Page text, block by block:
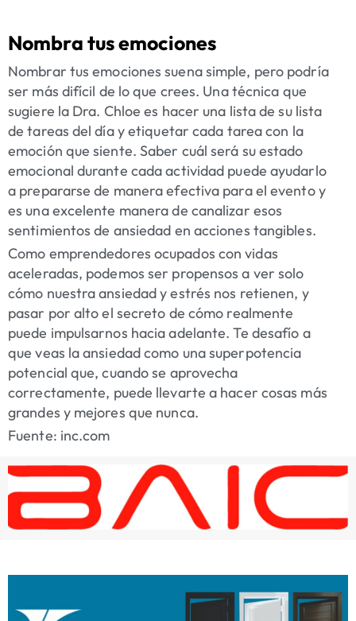
Nombra tus emociones
Nombrar tus emociones suena simple, pero podría
ser más difícil de lo que crees. Una técnica que
sugiere la Dra. Chloe es hacer una lista de su lista
de tareas del día y etiquetar cada tarea con la
emoción que siente. Saber cuál será su estado
emocional durante cada actividad puede ayudarlo
a prepararse de manera efectiva para el evento y
es una excelente manera de canalizar esos
sentimientos de ansiedad en acciones tangibles.
Como emprendedores ocupados con vidas
aceleradas, podemos ser propensos a ver solo
cómo nuestra ansiedad y estrés nos retienen, y
pasar por alto el secreto de cómo realmente
puede impulsarnos hacia adelante. Te desafío a
que veas la ansiedad como una superpotencia
potencial que, cuando se aprovecha
correctamente, puede llevarte a hacer cosas más
grandes y mejores que nunca.
Fuente: inc.com